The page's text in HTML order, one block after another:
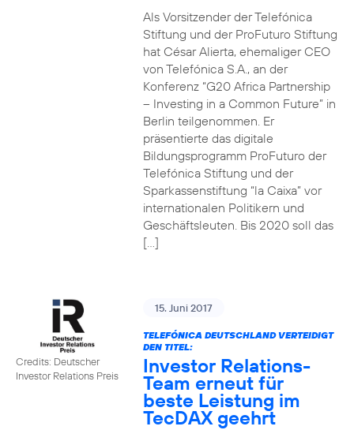
Als Vorsitzender der Telefónica
Stiftung und der ProFuturo Stiftung
hat César Alierta, ehemaliger CEO
von Telefónica S.A., an der
Konferenz “G20 Africa Partnership
– Investing in a Common Future” in
Berlin teilgenommen. Er
präsentierte das digitale
Bildungsprogramm ProFuturo der
Telefónica Stiftung und der
Sparkassenstiftung “la Caixa” vor
internationalen Politikern und
Geschäftsleuten. Bis 2020 soll das
[…]
Credits: Deutscher
Investor Relations Preis
15. Juni 2017
TELEFÓNICA DEUTSCHLAND VERTEIDIGT
DEN TITEL:
Investor Relations-
Team erneut für
beste Leistung im
TecDAX geehrt